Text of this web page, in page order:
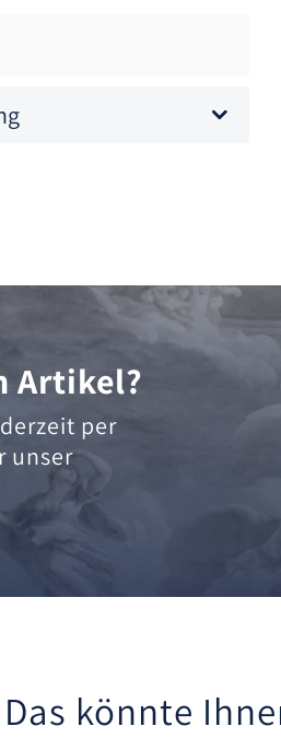
Artikel?
per
unser
Das könnte